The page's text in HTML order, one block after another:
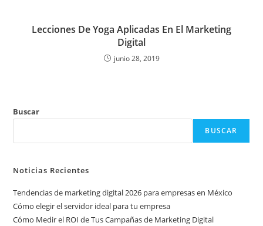
Lecciones De Yoga Aplicadas En El Marketing
Digital
junio 28, 2019
Buscar
BUSCAR
Noticias Recientes
Tendencias de marketing digital 2026 para empresas en México
Cómo elegir el servidor ideal para tu empresa
Cómo Medir el ROI de Tus Campañas de Marketing Digital